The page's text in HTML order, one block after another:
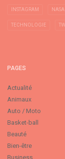
INSTAGRAM NASA
TECHNOLOGIE
PAGES
Actualité
Animaux
Auto / Moto
Basket-ball
Beauté
Bien-être
Business